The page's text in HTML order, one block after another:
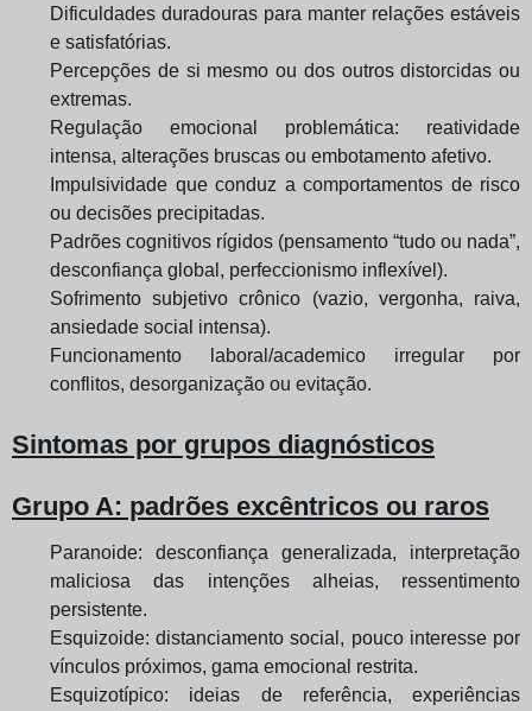
Dificuldades duradouras para manter relações estáveis
e satisfatórias.
Percepções de si mesmo ou dos outros distorcidas ou
extremas.
Regulação emocional problemática: reatividade
intensa, alterações bruscas ou embotamento afetivo.
Impulsividade que conduz a comportamentos de risco
ou decisões precipitadas.
Padrões cognitivos rígidos (pensamento “tudo ou nada”,
desconfiança global, perfeccionismo inflexível).
Sofrimento subjetivo crônico (vazio, vergonha, raiva,
ansiedade social intensa).
Funcionamento laboral/academico irregular por
conflitos, desorganização ou evitação.
Sintomas por grupos diagnósticos
Grupo A: padrões excêntricos ou raros
Paranoide: desconfiança generalizada, interpretação
maliciosa das intenções alheias, ressentimento
persistente.
Esquizoide: distanciamento social, pouco interesse por
vínculos próximos, gama emocional restrita.
Esquizotípico: ideias de referência, experiências